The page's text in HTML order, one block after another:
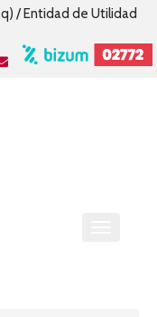
/ Entidad de Utilidad